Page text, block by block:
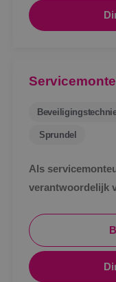
Sprundel
Als
verantwoordelijk